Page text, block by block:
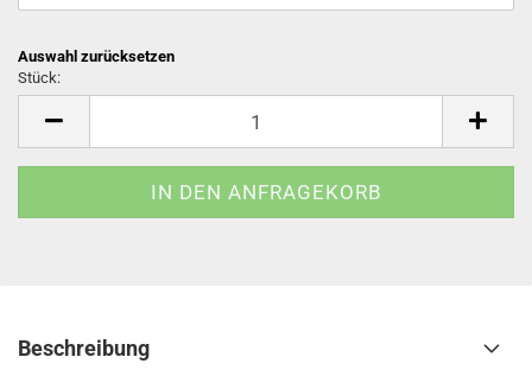
Auswahl zurücksetzen
Stück:
Beschreibung